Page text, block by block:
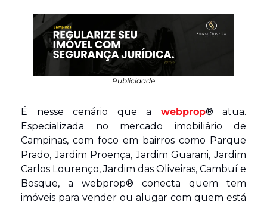
Publicidade
É nesse cenário que a webprop® atua.
Especializada no mercado imobiliário de
Campinas, com foco em bairros como Parque
Prado, Jardim Proença, Jardim Guarani, Jardim
Carlos Lourenço, Jardim das Oliveiras, Cambuí e
Bosque, a webprop® conecta quem tem
imóveis para vender ou alugar com quem está